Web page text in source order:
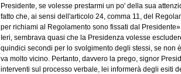
Presidente, se volesse prestarmi un po' della sua
fatto che, ai sensi dell'articolo 24, comma 11, del
per richiami al Regolamento sono fissati dal
Ieri, sembrava quasi che la Presidenza volesse
quindici secondi per lo svolgimento degli stessi, se non
va molto vicino. Pertanto, davvero la prego, signor
interventi sul processo verbale, lei informerà degli esiti